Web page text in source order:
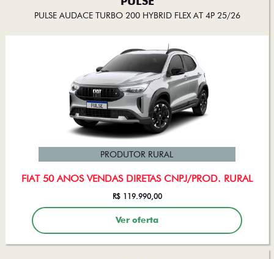
PULSE AUDACE TURBO 200 HYBRID FLEX AT 4P 25/26
FIAT 50 ANOS VENDAS DIRETAS CNPJ/PROD. RURAL
PRODUTOR RURAL
R$ 119.990,00
Ver oferta